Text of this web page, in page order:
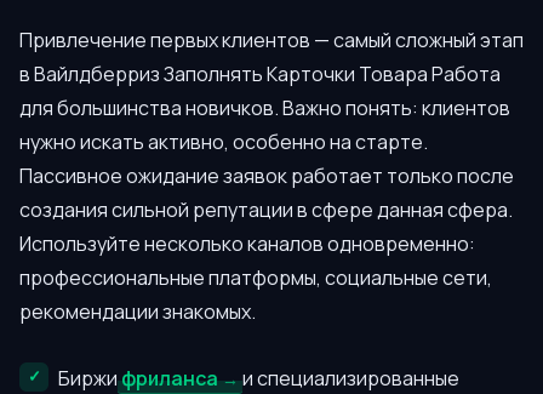
Привлечение первых клиентов — самый сложный этап
в Вайлдберриз Заполнять Карточки Товара Работа
для большинства новичков. Важно понять: клиентов
нужно искать активно, особенно на старте.
Пассивное ожидание заявок работает только после
создания сильной репутации в сфере данная сфера.
Используйте несколько каналов одновременно:
профессиональные платформы, социальные сети,
рекомендации знакомых.
Биржифриланса
и специализированные